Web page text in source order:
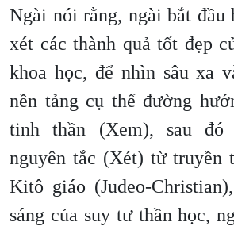
Ngài nói rằng, ngài bắt đầu
xét các thành quả tốt đẹp
khoa học, để nhìn sâu xa
nền tảng cụ thể đường
tinh thần (Xem), sau đó
nguyên tắc (Xét) từ truyền
Kitô giáo (Judeo-
sáng của suy tư thần học,